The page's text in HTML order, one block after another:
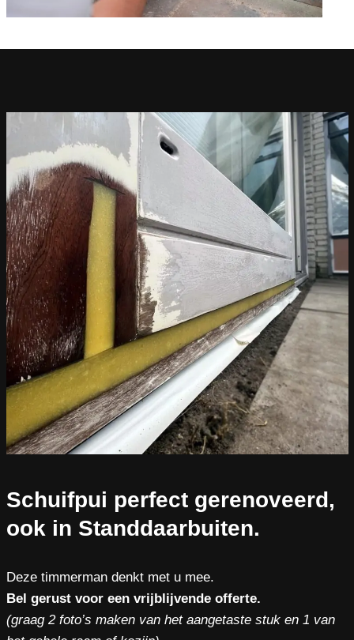
Schuifpui perfect gerenoveerd,
ook in Standdaarbuiten.
Deze timmerman denkt met u mee.
Bel gerust voor een vrijblijvende offerte.
(graag 2 foto’s maken van het aangetaste stuk en 1 van